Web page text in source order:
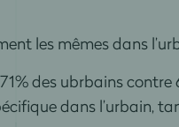
les mêmes dans
des ubrbains contre
dans l’urbain,